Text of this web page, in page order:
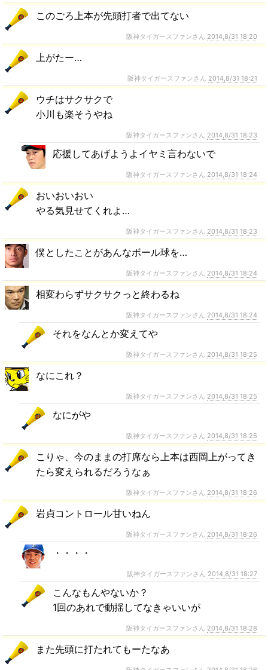
このごろ上本が先頭打者で出てない
阪神タイガースファンさん 2014,8/31 18:20
上がたー…
阪神タイガースファンさん 2014,8/31 18:21
ウチはサクサクで
小川も楽そうやね
阪神タイガースファンさん 2014,8/31 18:23
応援してあげようよイヤミ言わないで
阪神タイガースファンさん 2014,8/31 18:24
おいおいおい
やる気見せてくれよ…
阪神タイガースファンさん 2014,8/31 18:23
僕としたことがあんなボール球を…
阪神タイガースファンさん 2014,8/31 18:24
相変わらずサクサクっと終わるね
阪神タイガースファンさん 2014,8/31 18:24
それをなんとか変えてや
阪神タイガースファンさん 2014,8/31 18:25
なにこれ？
阪神タイガースファンさん 2014,8/31 18:25
なにがや
阪神タイガースファンさん 2014,8/31 18:25
こりゃ、今のままの打席なら上本は西岡上がってき
たら変えられるだろうなぁ
阪神タイガースファンさん 2014,8/31 18:26
岩貞コントロール甘いねん
阪神タイガースファンさん 2014,8/31 18:26
・・・・
阪神タイガースファンさん 2014,8/31 18:27
こんなもんやないか？
1回のあれで動揺してなきゃいいが
阪神タイガースファンさん 2014,8/31 18:28
また先頭に打たれてもーたなあ